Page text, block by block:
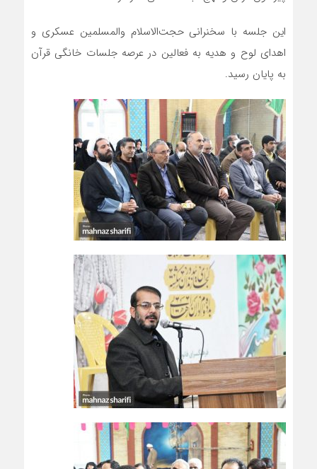
این جلسه با سخنرانی حجت‌الاسلام والمسلمین عسکری و
اهدای لوح و هدیه به فعالین در عرصه جلسات خانگی قرآن
به پایان رسید.